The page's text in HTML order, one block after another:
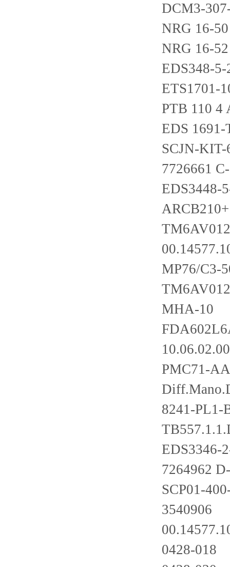
DCM3-
NRG 16-50
NRG 16-52
EDS348-
ETS1701-
PTB 110 4
EDS
SCJN-KIT-
7726661
EDS3448-
ARCB210+
MP76/C3-
MHA-10
PMC71-
8241-PL1-
EDS3346-
7264962
SCP01-
3540906
0428-018